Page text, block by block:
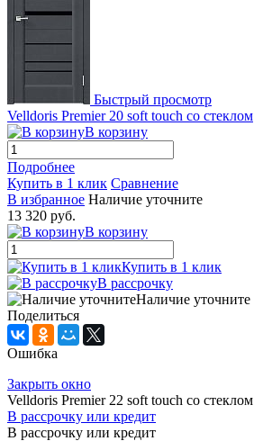
Быстрый просмотр
Velldoris Premier 20 soft touch со стеклом
В корзину
Подробнее
Купить в 1 клик Сравнение
В избранное Наличие уточните
13 320 руб.
В корзину
Купить в 1 клик
В рассрочку
Наличие уточните
Поделиться
Ошибка
Закрыть окно
Velldoris Premier 22 soft touch со стеклом
В рассрочку или кредит
В рассрочку или кредит